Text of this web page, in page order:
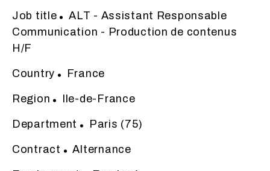
Job title
ALT - Assistant Responsable
Communication - Production de contenus
H/F
Country France
Region Ile-de-France
Department Paris (75)
Contract Alternance